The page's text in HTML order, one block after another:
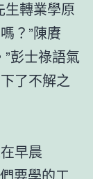
生轉業學原
？”陳賡
彭士祿語氣
了不解之
早晨
要學的工